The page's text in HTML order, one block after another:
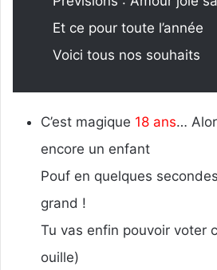
Et ce pour toute l’année
Voici tous nos souhaits
C’est magique 18 ans…
encore un enfant
Pouf en quelques
grand !
Tu vas enfin pouvoir voter
ouille)